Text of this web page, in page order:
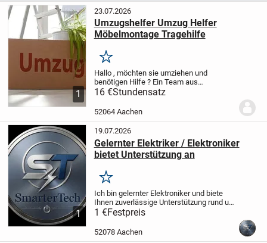
1
23.07.2026
Umzugshelfer Umzug Helfer
Möbelmontage Tragehilfe
Merken
Hallo , möchten sie umziehen und
benötigen Hilfe ? Ein Team aus
erfahrenen und kräftigen Studenten
*Möbel ab- und Aufbau,
16 €Stundensatz
52064 Aachen
1
19.07.2026
Gelernter Elektriker / Elektroniker
bietet Unterstützung an
Merken
Ich bin gelernter Elektroniker und biete
Ihnen zuverlässige Unterstützung rund um
elektrische Anlagen und Installationen
Meine Leistungen umfassen unter
anderem:-Fehlersuche und
Störungsbeseiti...
1 €Festpreis
52078 Aachen